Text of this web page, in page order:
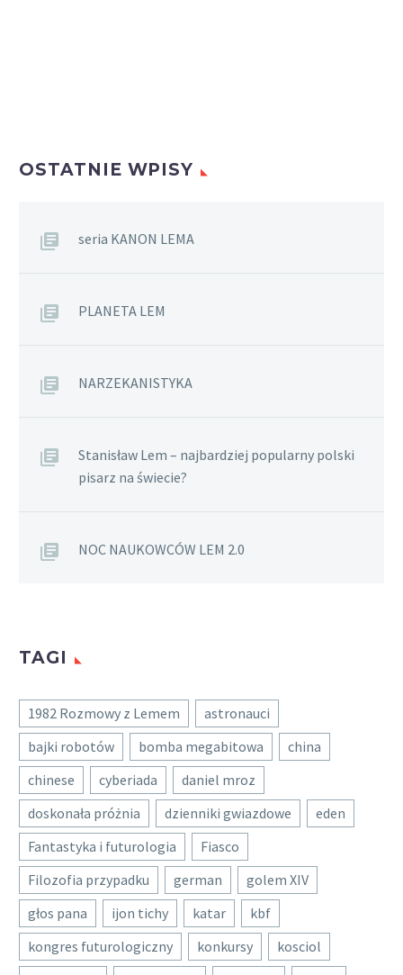
OSTATNIE WPISY
seria KANON LEMA
PLANETA LEM
NARZEKANISTYKA
Stanisław Lem – najbardziej popularny polski
pisarz na świecie?
NOC NAUKOWCÓW LEM 2.0
TAGI
1982 Rozmowy z Lemem
astronauci
bajki robotów
bomba megabitowa
china
chinese
cyberiada
daniel mroz
doskonała próżnia
dzienniki gwiazdowe
eden
Fantastyka i futurologia
Fiasco
Filozofia przypadku
german
golem XIV
głos pana
ijon tichy katar
kbf
kongres futurologiczny
konkursy
kosciol